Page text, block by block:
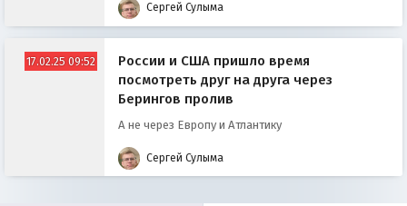
Сергей Сулыма
17.02.25 09:52
России и США пришло время
посмотреть друг на друга через
Берингов пролив
А не через Европу и Атлантику
Сергей Сулыма